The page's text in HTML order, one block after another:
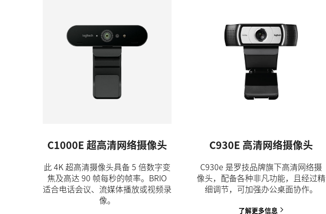
C1000E 超高清网络摄像头
此 4K 超高清摄像头具备 5 倍数字变
焦及高达 90 帧每秒的帧率。BRIO
适合电话会议、流媒体播放或视频录
像。
C930E 高清网络摄像头
C930e 是罗技品牌旗下高清网络摄
像头，配备各种非凡功能，且经过精
细调节，可加强办公桌面协作。
了解更多信息